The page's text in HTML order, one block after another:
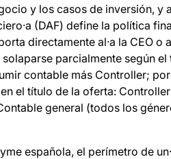
y los casos de inversión, y
(DAF) define la política
directamente al·a la CEO o
parcialmente según
contable más Controller;
el título de la oferta:
general (todos los
española, el perímetro de